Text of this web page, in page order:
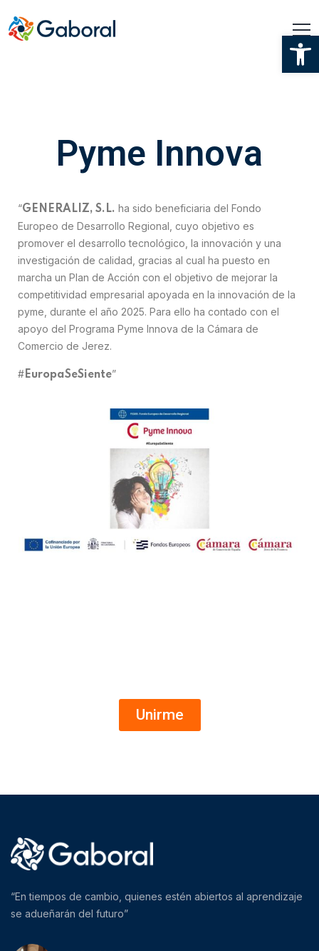
Pyme Innova
“GENERALIZ, S.L. ha sido beneficiaria del Fondo
Europeo de Desarrollo Regional, cuyo objetivo es
promover el desarrollo tecnológico, la innovación y una
investigación de calidad, gracias al cual ha puesto en
marcha un Plan de Acción con el objetivo de mejorar la
competitividad empresarial apoyada en la innovación de la
pyme, durante el año 2025. Para ello ha contado con el
apoyo del Programa Pyme Innova de la Cámara de
Comercio de Jerez.
# EuropaSeSiente”
Unirme
“En tiempos de cambio, quienes estén abiertos al aprendizaje
se adueñarán del futuro”